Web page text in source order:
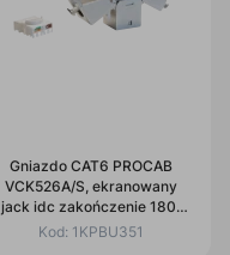
Gniazdo CAT6 PROCAB
VCK526A/S, ekranowany
jack idc zakończenie 180°
Ekranowany
Kod: 1KPBU351